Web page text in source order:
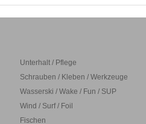
Unterhalt / Pflege
Schrauben / Kleben / Werkzeuge
Wasserski / Wake / Fun / SUP
Wind / Surf / Foil
Fischen